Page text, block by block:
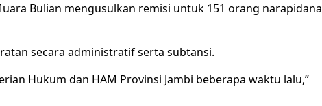
Bulian mengusulkan remisi untuk 151 orang narapidana
secara administratif serta subtansi.
Hukum dan HAM Provinsi Jambi beberapa waktu lalu,”